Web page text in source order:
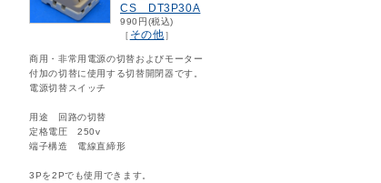
CS DT3P30A
990円(税込)
［ その他］
商用・非常用電源の切替およびモーター
付加の切替に使用する切替開閉器です。
電源切替スイッチ
用途 回路の切替
定格電圧 250v
端子構造 電線直締形
3Pを2Pでも使用できます。